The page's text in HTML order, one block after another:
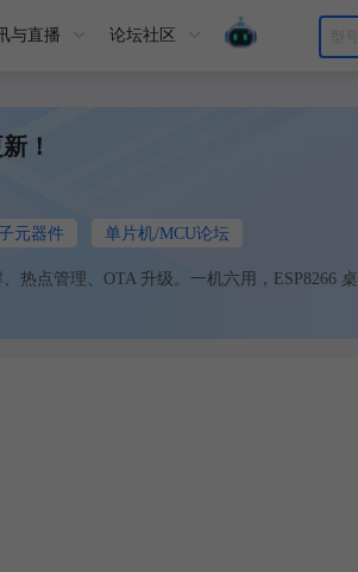
与直播 论坛社区
！
元器件 单片机/MCU论坛
热点管理、OTA 升级。一机六用，ESP8266 桌